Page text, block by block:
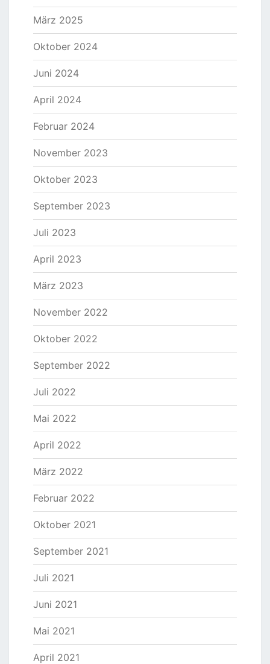
März 2025
Oktober 2024
Juni 2024
April 2024
Februar 2024
November 2023
Oktober 2023
September 2023
Juli 2023
April 2023
März 2023
November 2022
Oktober 2022
September 2022
Juli 2022
Mai 2022
April 2022
März 2022
Februar 2022
Oktober 2021
September 2021
Juli 2021
Juni 2021
Mai 2021
April 2021